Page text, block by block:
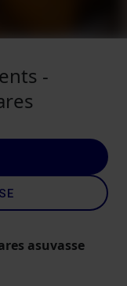
-
asuvasse